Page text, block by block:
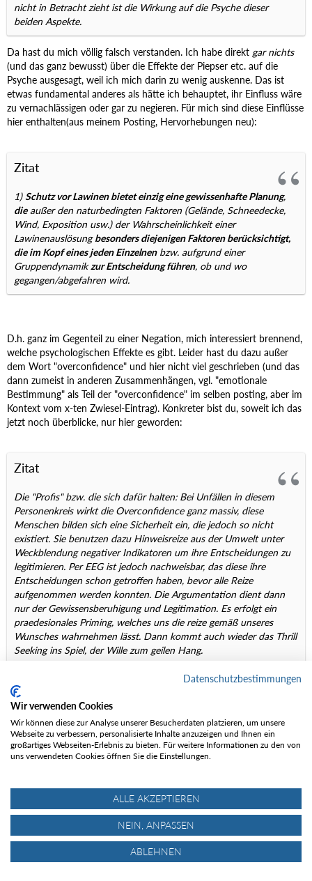
nicht in Betracht zieht ist die Wirkung auf die Psyche dieser
beiden Aspekte.
Da hast du mich völlig falsch verstanden. Ich habe direkt gar nichts
(und das ganz bewusst) über die Effekte der Piepser etc. auf die
Psyche ausgesagt, weil ich mich darin zu wenig auskenne. Das ist
etwas fundamental anderes als hätte ich behauptet, ihr Einfluss wäre
zu vernachlässigen oder gar zu negieren. Für mich sind diese Einflüsse
hier enthalten(aus meinem Posting, Hervorhebungen neu):
Zitat
1)Schutz vor Lawinen bietet einzig eine gewissenhafte Planung,
dieaußer den naturbedingten Faktoren (Gelände, Schneedecke,
Wind, Exposition usw.) der Wahrscheinlichkeit einer
Lawinenauslösungbesonders diejenigen Faktoren berücksichtigt,
die im Kopf eines jeden Einzelnenbzw. aufgrund einer
Gruppendynamikzur Entscheidung führen, ob und wo
gegangen/abgefahren wird.
D.h. ganz im Gegenteil zu einer Negation, mich interessiert brennend,
welche psychologischen Effekte es gibt. Leider hast du dazu außer
dem Wort "overconfidence" und hier nicht viel geschrieben (und das
dann zumeist in anderen Zusammenhängen, vgl. "emotionale
Bestimmung" als Teil der "overconfidence" im selben posting, aber im
Kontext vom x-ten Zwiesel-Eintrag). Konkreter bist du, soweit ich das
jetzt noch überblicke, nur hier geworden:
Zitat
Die "Profis" bzw. die sich dafür halten: Bei Unfällen in diesem
Personenkreis wirkt die Overconfidence ganz massiv, diese
Menschen bilden sich eine Sicherheit ein, die jedoch so nicht
existiert. Sie benutzen dazu Hinweisreize aus der Umwelt unter
Weckblendung negativer Indikatoren um ihre Entscheidungen zu
legitimieren. Per EEG ist jedoch nachweisbar, das diese ihre
Entscheidungen schon getroffen haben, bevor alle Reize
aufgenommen werden konnten. Die Argumentation dient dann
nur der Gewissensberuhigung und Legitimation. Es erfolgt ein
praedesionales Priming, welches uns die reize gemäß unseres
Wunsches wahrnehmen lässt. Dann kommt auch wieder das Thrill
Seeking ins Spiel, der Wille zum geilen Hang.
Und das sind Dinge, die - zumindest kann ich das für mich
behaupten- , so auch schon bekannt sind, wenn auch evtl. in anderen
Kontexten.
Um es nochmal anders zu fassen: Mich würde dieser Teil deiner
Arbeit interessieren - wann und wo kann man sie lesen?
gewesen und habe mir erst nach dem ständigen Gemeckere von
Freunden, Verwandten und Bekannten einen zugelegt - und glaube
(wie ja geschrieben) nicht daran, dass er wirklich viel bringt, gehe aber
trotzdem (fast) immer mit Piepser, denn wie Bernhard bin ich heute
der Ansicht, dass ein Ortungsgerät immer mitgeführt werden muss,
und wenn auch nur um wenigstens eine theoretische Chance zu
Datenschutzbestimmungen
Wir verwenden Cookies
Wir können diese zur Analyse unserer Besucherdaten platzieren, um unsere
Webseite zu verbessern, personalisierte Inhalte anzuzeigen und Ihnen ein
großartiges Webseiten-Erlebnis zu bieten. Für weitere Informationen zu den von
uns verwendeten Cookies öffnen Sie die Einstellungen.
ALLE AKZEPTIEREN
NEIN, ANPASSEN
ABLEHNEN